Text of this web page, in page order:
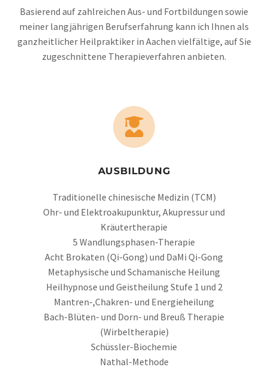
Basierend auf zahlreichen Aus- und Fortbildungen sowie
meiner langjährigen Berufserfahrung kann ich Ihnen als
ganzheitlicher Heilpraktiker in Aachen vielfältige, auf Sie
zugeschnittene Therapieverfahren anbieten.
AUSBILDUNG
Traditionelle chinesische Medizin (TCM)
Ohr- und Elektroakupunktur, Akupressur und
Kräutertherapie
5 Wandlungsphasen-Therapie
Acht Brokaten (Qi-Gong) und DaMi Qi-Gong
Metaphysische und Schamanische Heilung
Heilhypnose und Geistheilung Stufe 1 und 2
Mantren-,Chakren- und Energieheilung
Bach-Blüten- und Dorn- und Breuß Therapie
(Wirbeltherapie)
Schüssler-Biochemie
Nathal-Methode